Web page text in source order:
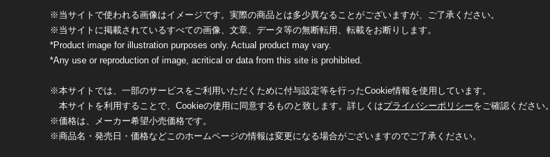
※当サイトで使われる画像はイメージです。実際の商品とは多少異なることがございますが、ご了承ください。
※当サイトに掲載されているすべての画像、文章、データ等の無断転用、転載をお断りします。
*Product image for illustration purposes only. Actual product may vary.
*Any use or reproduction of image, acritical or data from this site is prohibited.
※本サイトでは、一部のサービスをご利用いただくために付与設定等を行ったCookie情報を使用しています。
本サイトを利用することで、Cookieの使用に同意するものと致します。詳しくはプライバシーポリシーをご確認ください。
※価格は、メーカー希望小売価格です。
※商品名・発売日・価格などこのホームページの情報は変更になる場合がございますのでご了承ください。